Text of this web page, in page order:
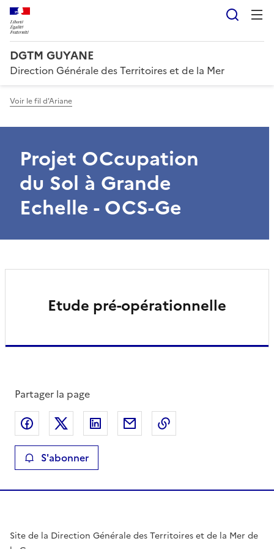
DGTM GUYANE
Direction Générale des Territoires et de la Mer
Voir le fil d'Ariane
Projet OCcupation
du Sol à Grande
Echelle - OCS-Ge
Etude pré-opérationnelle
Partager la page
Partager sur Facebook
Partager sur XPartager sur LinkedIn
Partager par email
S'abonner
Site de la Direction Générale des Territoires et de la Mer de